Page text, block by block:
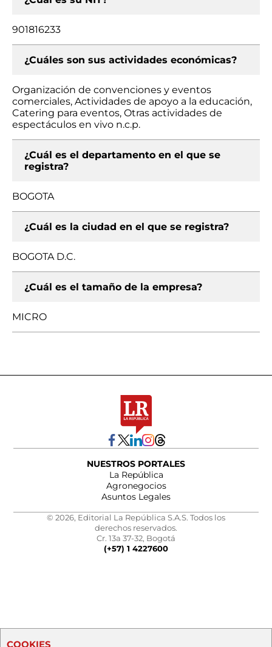
901816233
¿Cuáles son sus actividades económicas?
Organización de convenciones y eventos
comerciales, Actividades de apoyo a la educación,
Catering para eventos, Otras actividades de
espectáculos en vivo n.c.p.
¿Cuál es el departamento en el que se
registra?
BOGOTA
¿Cuál es la ciudad en el que se registra?
BOGOTA D.C.
¿Cuál es el tamaño de la empresa?
MICRO
NUESTROS PORTALES
La República
Agronegocios
Asuntos Legales
© 2026, Editorial La República S.A.S. Todos los
derechos reservados.
Cr. 13a 37-32, Bogotá
(+57) 1 4227600
COOKIES